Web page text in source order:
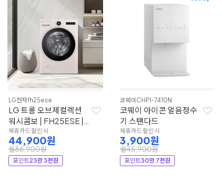
LG전자fh25ese
LG 트롬 오브제컬렉션
워시콤보 | FH25ESE |
LG전자
제휴카드 할인 시
44,900원
월86,900원
포인트23만 3천원
코웨이 CHPI-7410N
코웨이 아이콘 얼음정수
기 스탠다드
제휴카드 할인 시
3,900원
월45,900원
포인트30만 7천원